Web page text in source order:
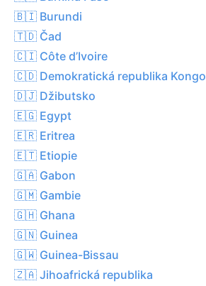
🇧🇮 Burundi
🇹🇩 Čad
🇨🇮 Côte d’Ivoire
🇨🇩 Demokratická republika Kongo
🇩🇯 Džibutsko
🇪🇬 Egypt
🇪🇷 Eritrea
🇪🇹 Etiopie
🇬🇦 Gabon
🇬🇲 Gambie
🇬🇭 Ghana
🇬🇳 Guinea
🇬🇼 Guinea-Bissau
🇿🇦 Jihoafrická republika